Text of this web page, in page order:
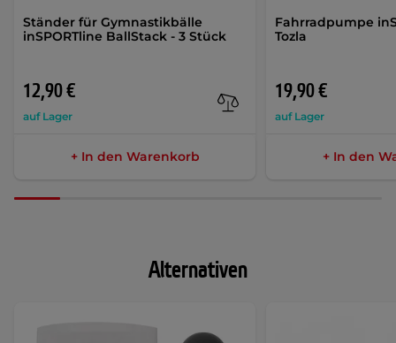
Ständer für Gymnastikbälle
inSPORTline BallStack - 3 Stück
12,90 €
auf Lager
+ In den Warenkorb
Fahrradpumpe
Tozla
19,90 €
auf Lager
+ In den
Alternativen